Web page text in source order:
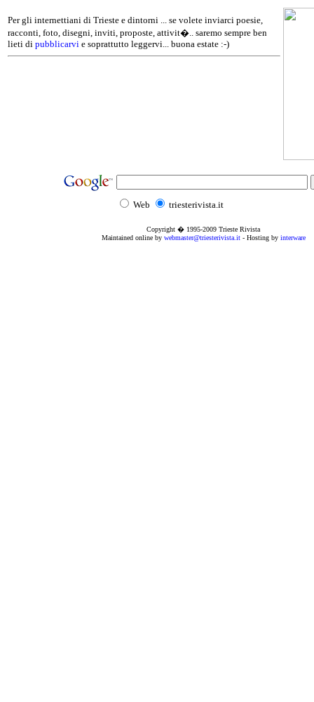
Per gli internettiani di Trieste e dintorni ... se volete inviarci poesie,
racconti, foto, disegni, inviti, proposte, attivit�.. saremo sempre ben
lieti di pubblicarvi e soprattutto leggervi... buona estate :-)
Web triesterivista.it
Copyright � 1995-2009 Trieste Rivista
Maintained online by webmaster@triesterivista.it- Hosting by interware